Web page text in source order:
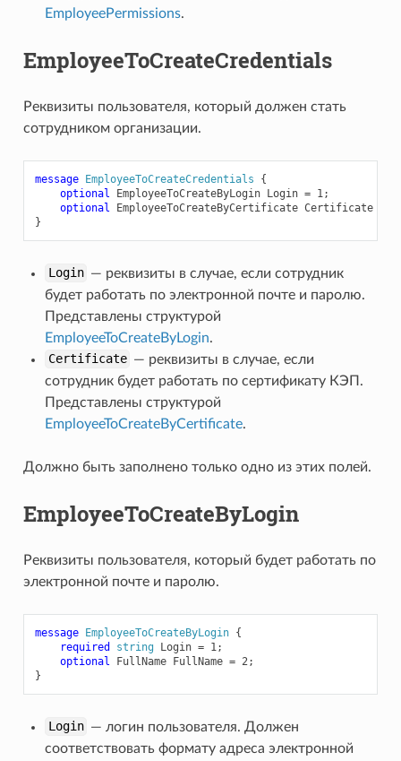
EmployeePermissions.
EmployeeToCreateCredentials
Реквизиты пользователя, который должен стать
сотрудником организации.
message EmployeeToCreateCredentials
{
optional
EmployeeToCreateByLogin Login = 1;
optional
EmployeeToCreateByCertificate Certificate
}
Login — реквизиты в случае, если сотрудник
будет работать по электронной почте и паролю.
Представлены структурой
EmployeeToCreateByLogin.
Certificate — реквизиты в случае, если
сотрудник будет работать по сертификату КЭП.
Представлены структурой
EmployeeToCreateByCertificate.
Должно быть заполнено только одно из этих полей.
EmployeeToCreateByLogin
Реквизиты пользователя, который будет работать по
электронной почте и паролю.
message EmployeeToCreateByLogin {
required
string Login = 1;
optional
FullName FullName = 2;
}
Login — логин пользователя. Должен
соответствовать формату адреса электронной